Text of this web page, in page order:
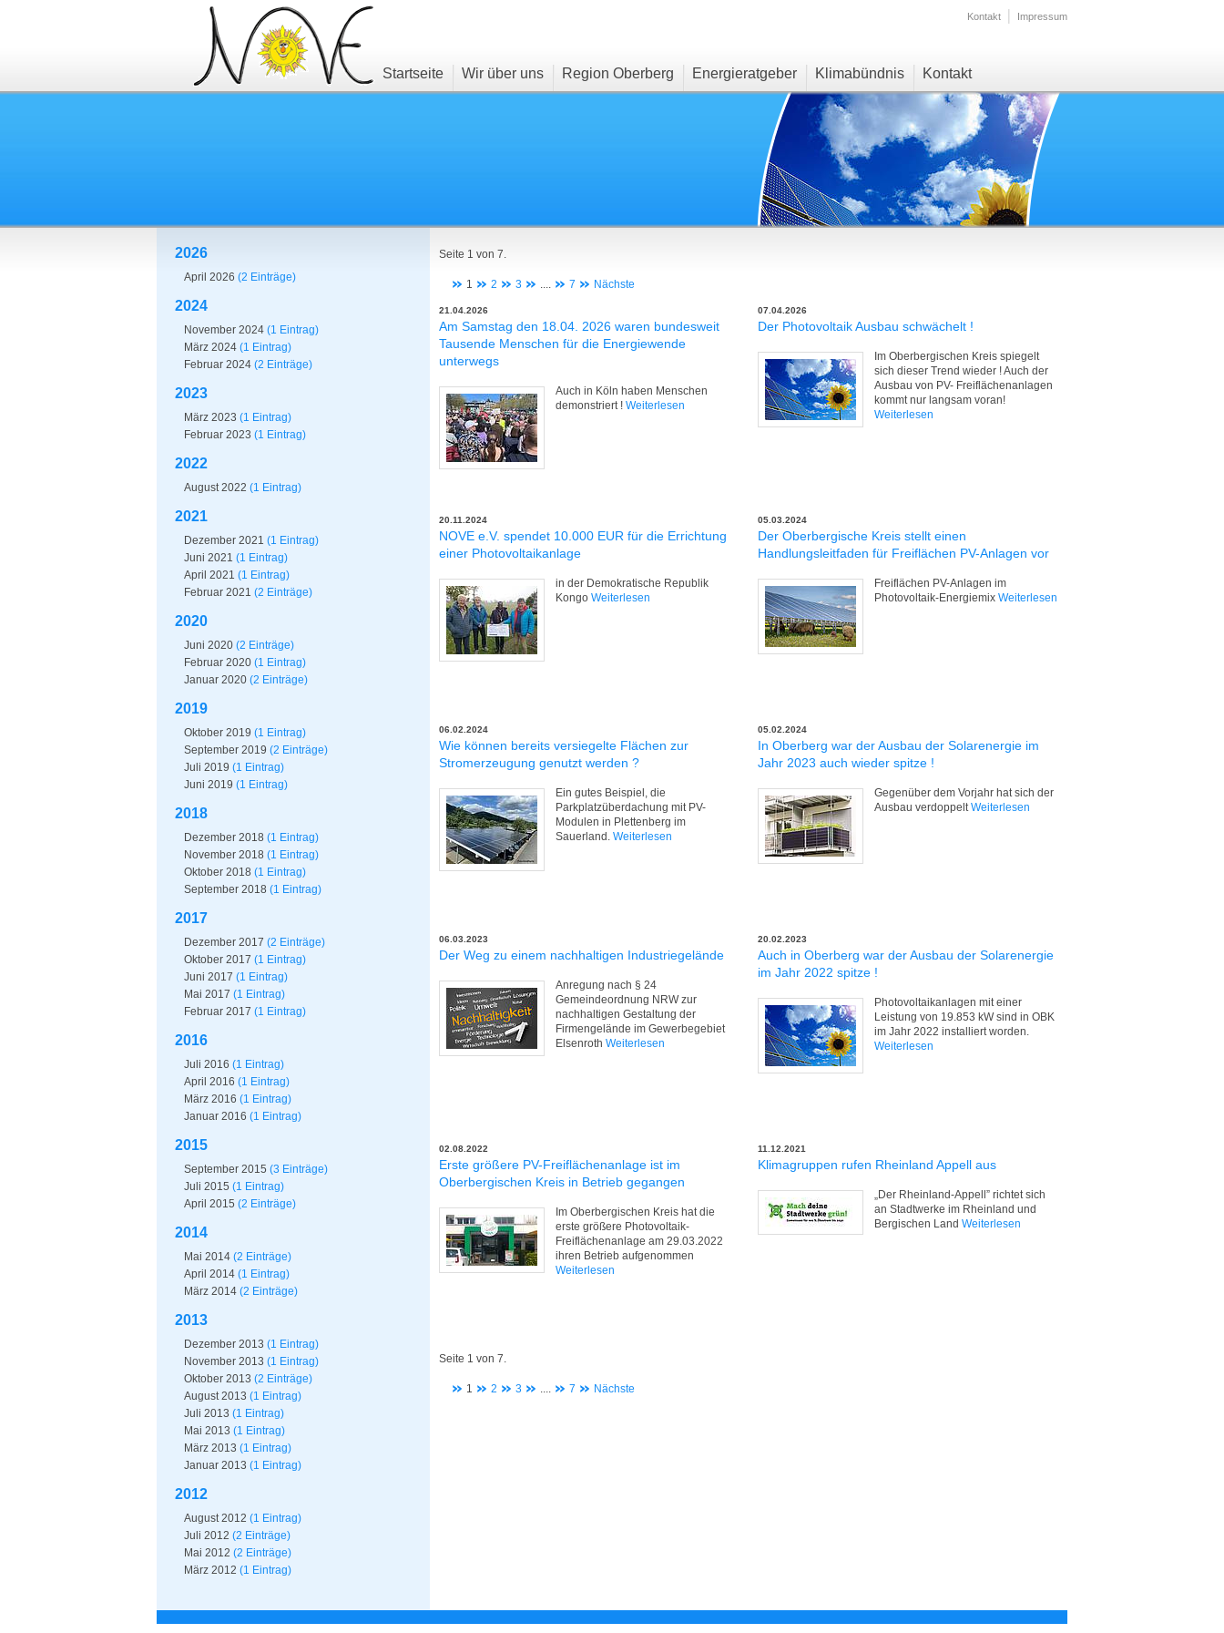
Kontakt Impressum
Startseite Wir über uns Region Oberberg Energieratgeber Klimabündnis Kontakt
2026
April 2026 (2 Einträge)
2024
November 2024 (1 Eintrag)
März 2024 (1 Eintrag)
Februar 2024 (2 Einträge)
2023
März 2023 (1 Eintrag)
Februar 2023 (1 Eintrag)
2022
August 2022 (1 Eintrag)
2021
Dezember 2021 (1 Eintrag)
Juni 2021 (1 Eintrag)
April 2021 (1 Eintrag)
Februar 2021 (2 Einträge)
2020
Juni 2020 (2 Einträge)
Februar 2020 (1 Eintrag)
Januar 2020 (2 Einträge)
2019
Oktober 2019 (1 Eintrag)
September 2019 (2 Einträge)
Juli 2019 (1 Eintrag)
Juni 2019 (1 Eintrag)
2018
Dezember 2018 (1 Eintrag)
November 2018 (1 Eintrag)
Oktober 2018 (1 Eintrag)
September 2018 (1 Eintrag)
2017
Dezember 2017 (2 Einträge)
Oktober 2017 (1 Eintrag)
Juni 2017 (1 Eintrag)
Mai 2017 (1 Eintrag)
Februar 2017 (1 Eintrag)
2016
Juli 2016 (1 Eintrag)
April 2016 (1 Eintrag)
März 2016 (1 Eintrag)
Januar 2016 (1 Eintrag)
2015
September 2015 (3 Einträge)
Juli 2015 (1 Eintrag)
April 2015 (2 Einträge)
2014
Mai 2014 (2 Einträge)
April 2014 (1 Eintrag)
März 2014 (2 Einträge)
2013
Dezember 2013 (1 Eintrag)
November 2013 (1 Eintrag)
Oktober 2013 (2 Einträge)
August 2013 (1 Eintrag)
Juli 2013 (1 Eintrag)
Mai 2013 (1 Eintrag)
März 2013 (1 Eintrag)
Januar 2013 (1 Eintrag)
2012
August 2012 (1 Eintrag)
Juli 2012 (2 Einträge)
Mai 2012 (2 Einträge)
März 2012 (1 Eintrag)
Seite 1 von 7.
1 2 3 .... 7 Nächste
21.04.2026
Am Samstag den 18.04. 2026 waren bundesweit
Tausende Menschen für die Energiewende
unterwegs
Auch in Köln haben Menschen
demonstriert ! Weiterlesen
07.04.2026
Der Photovoltaik Ausbau schwächelt !
Im Oberbergischen Kreis spiegelt
sich dieser Trend wieder ! Auch der
Ausbau von PV- Freiflächenanlagen
kommt nur langsam voran!
Weiterlesen
20.11.2024
NOVE e.V. spendet 10.000 EUR für die Errichtung
einer Photovoltaikanlage
in der Demokratische Republik
Kongo Weiterlesen
05.03.2024
Der Oberbergische Kreis stellt einen
Handlungsleitfaden für Freiflächen PV-Anlagen vor
Freiflächen PV-Anlagen im
Photovoltaik-Energiemix Weiterlesen
06.02.2024
Wie können bereits versiegelte Flächen zur
Stromerzeugung genutzt werden ?
Ein gutes Beispiel, die
Parkplatzüberdachung mit PV-
Modulen in Plettenberg im
Sauerland. Weiterlesen
05.02.2024
In Oberberg war der Ausbau der Solarenergie im
Jahr 2023 auch wieder spitze !
Gegenüber dem Vorjahr hat sich der
Ausbau verdoppeltWeiterlesen
06.03.2023
Der Weg zu einem nachhaltigen Industriegelände
Anregung nach § 24
Gemeindeordnung NRW zur
nachhaltigen Gestaltung der
Firmengelände im Gewerbegebiet
Elsenroth Weiterlesen
20.02.2023
Auch in Oberberg war der Ausbau der Solarenergie
im Jahr 2022 spitze !
Photovoltaikanlagen mit einer
Leistung von 19.853 kW sind in OBK
im Jahr 2022 installiert worden.
Weiterlesen
02.08.2022
Erste größere PV-Freiflächenanlage ist im
Oberbergischen Kreis in Betrieb gegangen
Im Oberbergischen Kreis hat die
erste größere Photovoltaik-
Freiflächenanlage am 29.03.2022
ihren Betrieb aufgenommen
Weiterlesen
11.12.2021
Klimagruppen rufen Rheinland Appell aus
„Der Rheinland-Appell” richtet sich
an Stadtwerke im Rheinland und
Bergischen Land Weiterlesen
Seite 1 von 7.
1 2 3 .... 7 Nächste